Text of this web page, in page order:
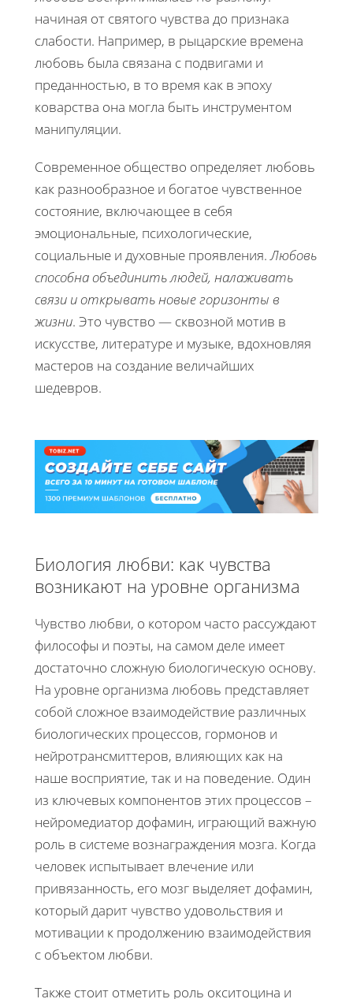
начиная от святого чувства до признака
слабости. Например, в рыцарские времена
любовь была связана с подвигами и
преданностью, в то время как в эпоху
коварства она могла быть инструментом
манипуляции.
Современное общество определяет любовь
как разнообразное и богатое чувственное
состояние, включающее в себя
эмоциональные, психологические,
социальные и духовные проявления.Любовь
способна объединить людей, налаживать
связи и открывать новые горизонты в
жизни. Это чувство — сквозной мотив в
искусстве, литературе и музыке, вдохновляя
мастеров на создание величайших
шедевров.
Биология любви: как чувства
возникают на уровне организма
Чувство любви, о котором часто рассуждают
философы и поэты, на самом деле имеет
достаточно сложную биологическую основу.
На уровне организма любовь представляет
собой сложное взаимодействие различных
биологических процессов, гормонов и
нейротрансмиттеров, влияющих как на
наше восприятие, так и на поведение. Один
из ключевых компонентов этих процессов –
нейромедиатор дофамин, играющий важную
роль в системе вознаграждения мозга. Когда
человек испытывает влечение или
привязанность, его мозг выделяет дофамин,
который дарит чувство удовольствия и
мотивации к продолжению взаимодействия
с объектом любви.
Также стоит отметить роль окситоцина и